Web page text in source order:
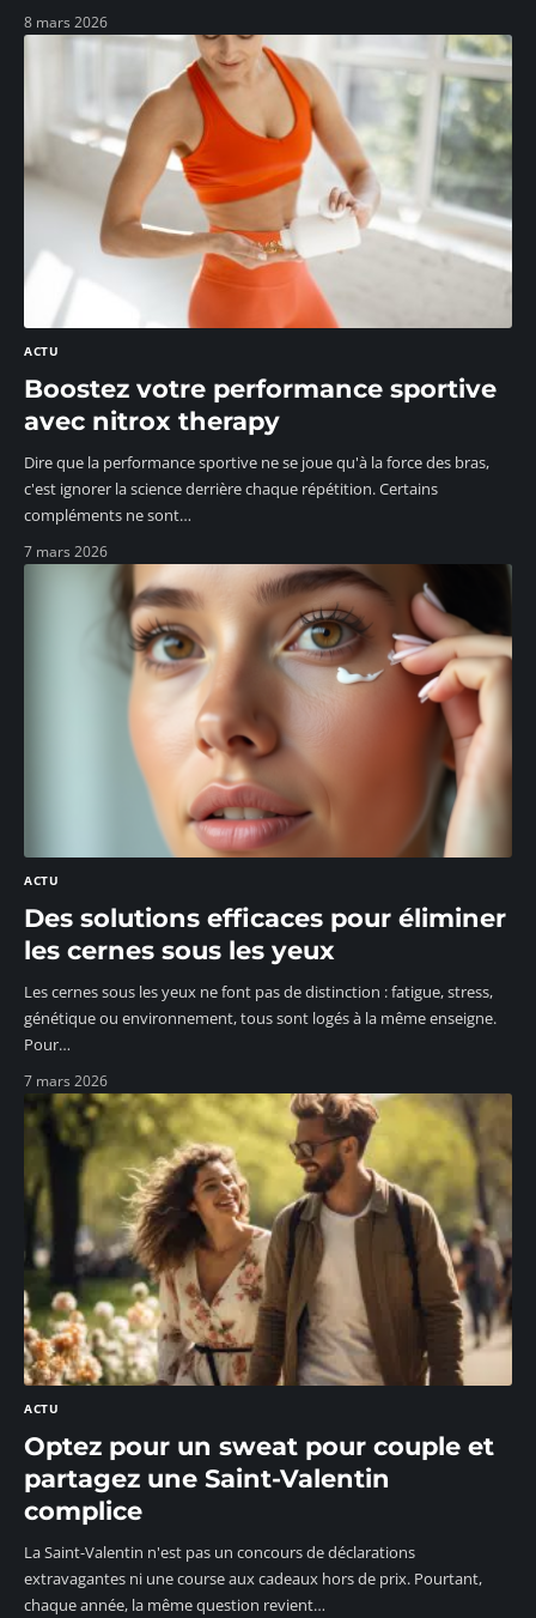
8 mars 2026
ACTU
Boostez votre performance sportive
avec nitrox therapy
Dire que la performance sportive ne se joue qu'à la force des bras,
c'est ignorer la science derrière chaque répétition. Certains
compléments ne sont…
7 mars 2026
ACTU
Des solutions efficaces pour éliminer
les cernes sous les yeux
Les cernes sous les yeux ne font pas de distinction : fatigue, stress,
génétique ou environnement, tous sont logés à la même enseigne.
Pour…
7 mars 2026
ACTU
Optez pour un sweat pour couple et
partagez une Saint-Valentin
complice
La Saint-Valentin n'est pas un concours de déclarations
extravagantes ni une course aux cadeaux hors de prix. Pourtant,
chaque année, la même question revient…